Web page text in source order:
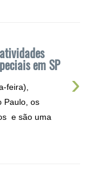
em SP
›
feira),
Paulo, os
e são uma